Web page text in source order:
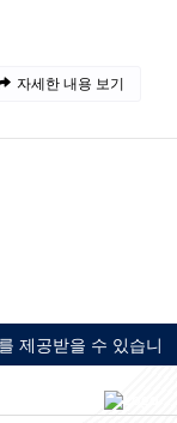
자세한 내용 보기
제공받을 수 있습니